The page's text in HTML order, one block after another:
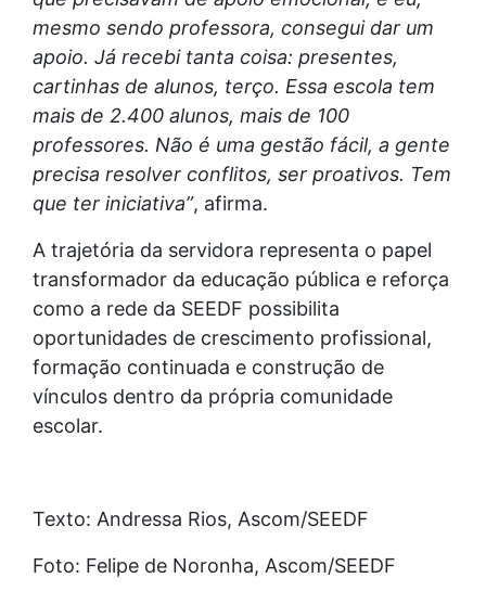
mesmo sendo professora, consegui dar um
apoio. Já recebi tanta coisa: presentes,
cartinhas de alunos, terço. Essa escola tem
mais de 2.400 alunos, mais de 100
professores. Não é uma gestão fácil, a gente
precisa resolver conflitos, ser proativos. Tem
que ter iniciativa”, afirma.
A trajetória da servidora representa o papel
transformador da educação pública e reforça
como a rede da SEEDF possibilita
oportunidades de crescimento profissional,
formação continuada e construção de
vínculos dentro da própria comunidade
escolar.
Texto: Andressa Rios, Ascom/SEEDF
Foto: Felipe de Noronha, Ascom/SEEDF